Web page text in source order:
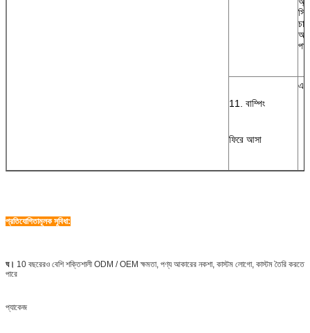
11. বাম্পিং
ফিরে আসা
প্রতিযোগিতামূলক সুবিধা:
ঘ। 10 বছরেরও বেশি শক্তিশালী ODM / OEM ক্ষমতা, পণ্য আকারের নকশা, কাস্টম লোগো, কাস্টম তৈরি করতে
পারে
প্যাকেজ